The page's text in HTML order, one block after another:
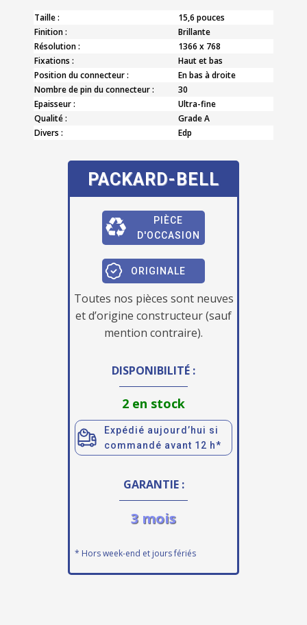
Taille :
15,6 pouces
Finition :
Brillante
Résolution :
1366 x 768
Fixations :
Haut et bas
Position du connecteur :
En bas à droite
Nombre de pin du connecteur :
30
Epaisseur :
Ultra-fine
Qualité :
Grade A
Divers :
Edp
PACKARD-BELL
PIÈCE
D'OCCASION
ORIGINALE
Toutes nos pièces sont neuves
et d’origine constructeur (sauf
mention contraire).
DISPONIBILITÉ :
2 en stock
Expédié aujourd’hui si
commandé avant 12 h*
GARANTIE :
3 mois
* Hors week-end et jours fériés